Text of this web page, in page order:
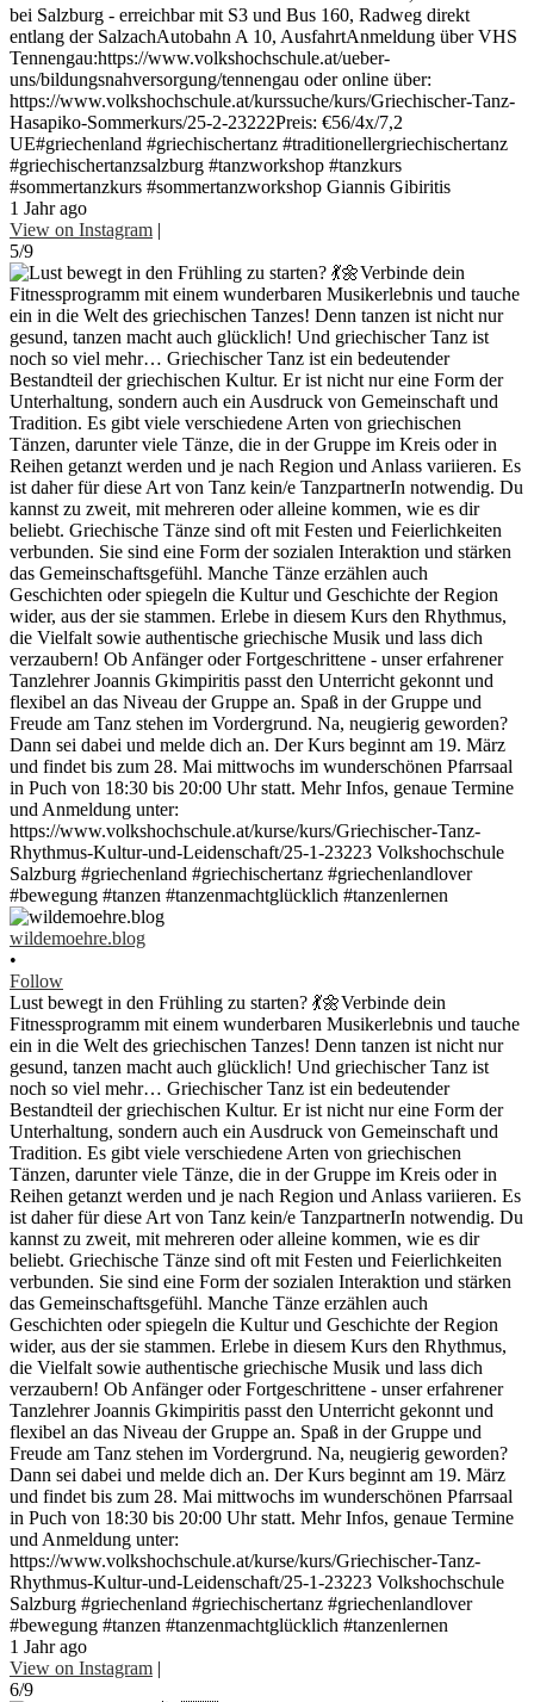
bei Salzburg - erreichbar mit S3 und Bus 160, Radweg direkt
entlang der SalzachAutobahn A 10, AusfahrtAnmeldung über VHS
Tennengau:https://www.volkshochschule.at/ueber-
uns/bildungsnahversorgung/tennengau oder online über:
https://www.volkshochschule.at/kurssuche/kurs/Griechischer-Tanz-
Hasapiko-Sommerkurs/25-2-23222Preis: €56/4x/7,2
UE#griechenland #griechischertanz #traditionellergriechischertanz
#griechischertanzsalzburg #tanzworkshop #tanzkurs
#sommertanzkurs #sommertanzworkshop Giannis Gibiritis
1 Jahr ago
View on Instagram |
5/9
wildemoehre.blog
•
Follow
Lust bewegt in den Frühling zu starten? 💃🌼Verbinde dein
Fitnessprogramm mit einem wunderbaren Musikerlebnis und tauche
ein in die Welt des griechischen Tanzes! Denn tanzen ist nicht nur
gesund, tanzen macht auch glücklich! Und griechischer Tanz ist
noch so viel mehr… Griechischer Tanz ist ein bedeutender
Bestandteil der griechischen Kultur. Er ist nicht nur eine Form der
Unterhaltung, sondern auch ein Ausdruck von Gemeinschaft und
Tradition. Es gibt viele verschiedene Arten von griechischen
Tänzen, darunter viele Tänze, die in der Gruppe im Kreis oder in
Reihen getanzt werden und je nach Region und Anlass variieren. Es
ist daher für diese Art von Tanz kein/e TanzpartnerIn notwendig. Du
kannst zu zweit, mit mehreren oder alleine kommen, wie es dir
beliebt. Griechische Tänze sind oft mit Festen und Feierlichkeiten
verbunden. Sie sind eine Form der sozialen Interaktion und stärken
das Gemeinschaftsgefühl. Manche Tänze erzählen auch
Geschichten oder spiegeln die Kultur und Geschichte der Region
wider, aus der sie stammen. Erlebe in diesem Kurs den Rhythmus,
die Vielfalt sowie authentische griechische Musik und lass dich
verzaubern! Ob Anfänger oder Fortgeschrittene - unser erfahrener
Tanzlehrer Joannis Gkimpiritis passt den Unterricht gekonnt und
flexibel an das Niveau der Gruppe an. Spaß in der Gruppe und
Freude am Tanz stehen im Vordergrund. Na, neugierig geworden?
Dann sei dabei und melde dich an. Der Kurs beginnt am 19. März
und findet bis zum 28. Mai mittwochs im wunderschönen Pfarrsaal
in Puch von 18:30 bis 20:00 Uhr statt. Mehr Infos, genaue Termine
und Anmeldung unter:
https://www.volkshochschule.at/kurse/kurs/Griechischer-Tanz-
Rhythmus-Kultur-und-Leidenschaft/25-1-23223 Volkshochschule
Salzburg #griechenland #griechischertanz #griechenlandlover
#bewegung #tanzen #tanzenmachtglücklich #tanzenlernen
1 Jahr ago
View on Instagram |
6/9